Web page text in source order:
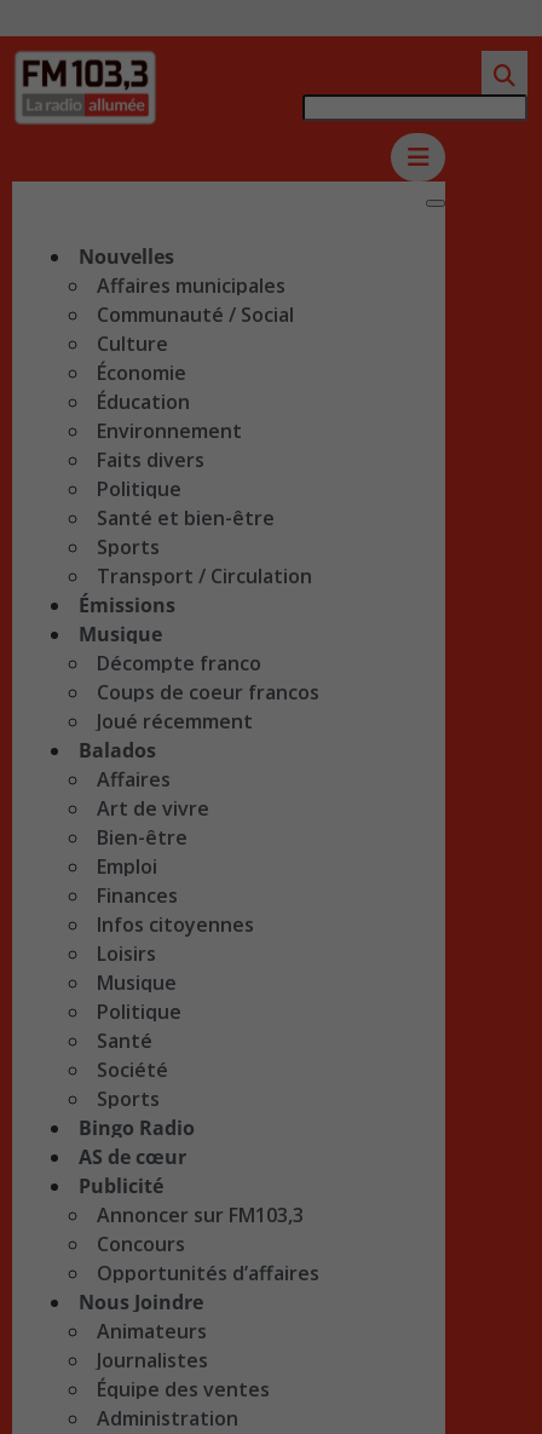
Nouvelles
Affaires municipales
Communauté / Social
Culture
Économie
Éducation
Environnement
Faits divers
Politique
Santé et bien-être
Sports
Transport / Circulation
Émissions
Musique
Décompte franco
Coups de coeur francos
Joué récemment
Balados
Affaires
Art de vivre
Bien-être
Emploi
Finances
Infos citoyennes
Loisirs
Musique
Politique
Santé
Société
Sports
Bingo Radio
AS de cœur
Publicité
Annoncer sur FM103,3
Concours
Opportunités d’affaires
Nous Joindre
Animateurs
Journalistes
Équipe des ventes
Administration